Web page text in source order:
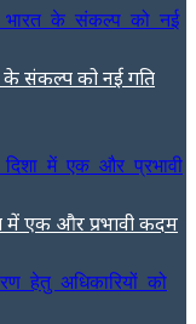
के संकल्प को नई गति
में एक और प्रभावी कदम